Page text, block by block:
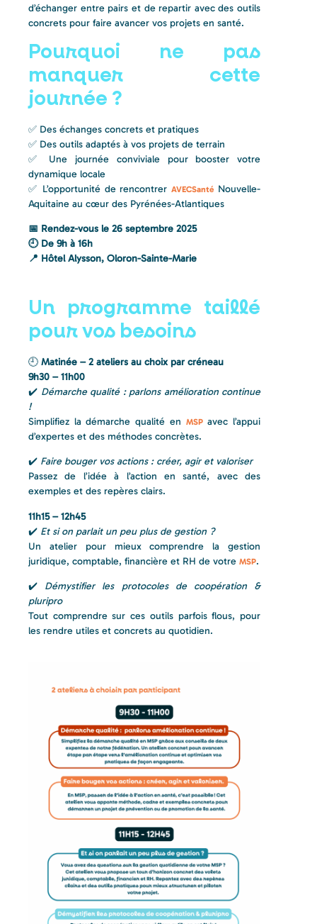
d’échanger entre pairs et de repartir avec des outils
concrets pour faire avancer vos projets en santé.
Pourquoi ne pas
manquer cette
journée ?
✅ Des échanges concrets et pratiques
✅ Des outils adaptés à vos projets de terrain
✅ Une journée conviviale pour booster votre
dynamique locale
✅ L’opportunité de rencontrerAVECSanté Nouvelle-
Aquitaine au cœur des Pyrénées-Atlantiques
📅 Rendez-vous le 26 septembre 2025
🕘 De 9h à 16h
📍 Hôtel Alysson, Oloron-Sainte-Marie
Un programme taillé
pour vos besoins
🕘 Matinée – 2 ateliers au choix par créneau
9h30 – 11h00
✔️ Démarche qualité : parlons amélioration continue
!
Simplifiez la démarche qualité en MSPavec l’appui
d’expertes et des méthodes concrètes.
✔️ Faire bouger vos actions : créer, agir et valoriser
Passez de l’idée à l’action en santé, avec des
exemples et des repères clairs.
11h15 – 12h45
✔️ Et si on parlait un peu plus de gestion ?
Un atelier pour mieux comprendre la gestion
juridique, comptable, financière et RH de votre MSP.
✔️ Démystifier les protocoles de coopération &
pluripro
Tout comprendre sur ces outils parfois flous, pour
les rendre utiles et concrets au quotidien.